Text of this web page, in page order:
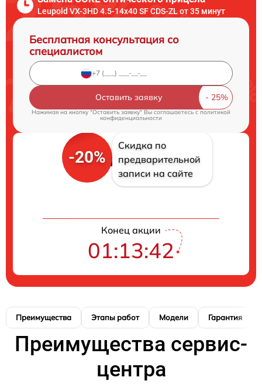
Leupold VX-3HD 4.5-14x40 SF CDS-ZL от 35 минут
Бесплатная консультация со
специалистом
Оставить заявку
Нажимая на кнопку "Оставить заявку" Вы соглашаетесь cполитикой
конфиденциальности
-20%
Скидка по
предварительной
записи на сайте
Конец акции
01:13:41
Преимущества Этапы работ Модели Гарантия
Преимущества сервис-
центра